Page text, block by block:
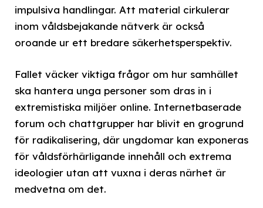
impulsiva handlingar. Att material cirkulerar
inom våldsbejakande nätverk är också
oroande ur ett bredare säkerhetsperspektiv.
Fallet väcker viktiga frågor om hur samhället
ska hantera unga personer som dras in i
extremistiska miljöer online. Internetbaserade
forum och chattgrupper har blivit en grogrund
för radikalisering, där ungdomar kan exponeras
för våldsförhärligande innehåll och extrema
ideologier utan att vuxna i deras närhet är
medvetna om det.